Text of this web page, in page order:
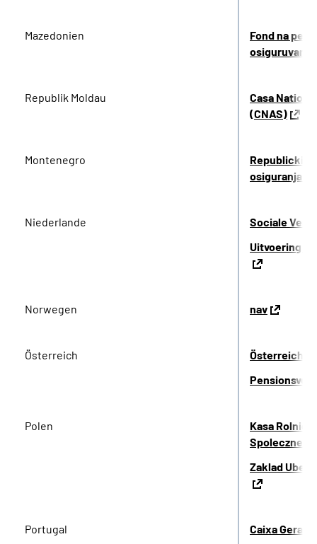
Mazedonien
Fond na
osiguruvanje
Republik Moldau
Casa
(CNAS)
Montenegro
Republicki
osiguranja
Niederlande
Sociale
Uitvoering
Norwegen nav
Österreich
Polen
Kasa
Spolecznego
Zaklad
Portugal Caixa Geral